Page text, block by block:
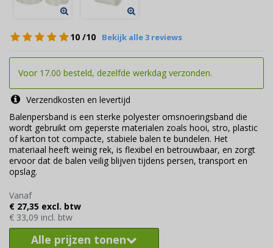
10 /10 Bekijk alle 3 reviews
Voor 17.00 besteld, dezelfde werkdag verzonden.
Verzendkosten en levertijd
Balenpersband is een sterke polyester omsnoeringsband die
wordt gebruikt om geperste materialen zoals hooi, stro, plastic
of karton tot compacte, stabiele balen te bundelen. Het
materiaal heeft weinig rek, is flexibel en betrouwbaar, en zorgt
ervoor dat de balen veilig blijven tijdens persen, transport en
opslag.
Vanaf
€ 27,35 excl. btw
€ 33,09 incl. btw
Alle prijzen tonen